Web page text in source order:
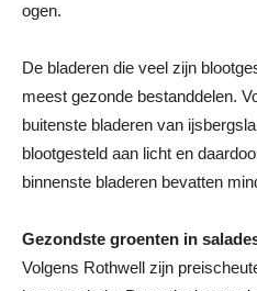
ogen.
De bladeren die veel zijn
meest gezonde bestanddelen.
buitenste bladeren van
blootgesteld aan licht en
binnenste bladeren bevatten
Gezondste groenten in
Volgens Rothwell zijn